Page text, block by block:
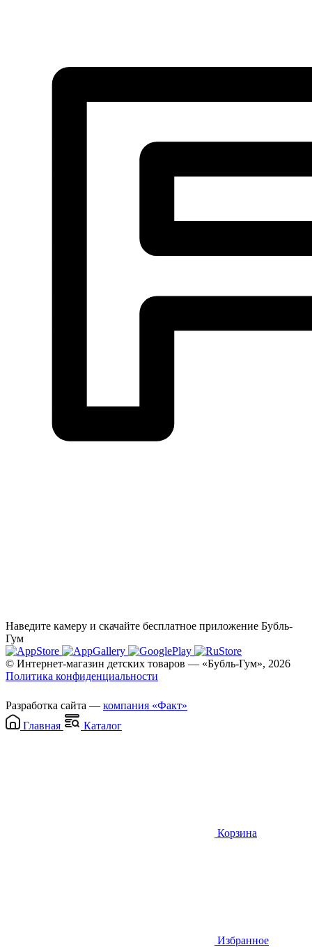
Наведите камеру и скачайте бесплатное приложение Бубль-
Гум
© Интернет-магазин детских товаров — «Бубль-Гум», 2026
Политика конфиденциальности
Разработка сайта — компания «Факт»
Главная
Каталог
Корзина
Избранное